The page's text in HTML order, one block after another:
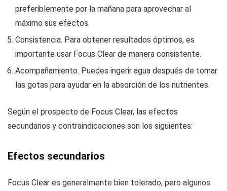
preferiblemente por la mañana para aprovechar al
máximo sus efectos.
Consistencia. Para obtener resultados óptimos, es
importante usar Focus Clear de manera consistente.
Acompañamiento. Puedes ingerir agua después de tomar
las gotas para ayudar en la absorción de los nutrientes.
Según el prospecto de Focus Clear, las efectos
secundarios y contraindicaciones son los siguientes:
Efectos secundarios
Focus Clear es generalmente bien tolerado, pero algunos